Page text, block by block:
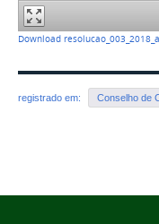
Download
registrado em: Conselho de